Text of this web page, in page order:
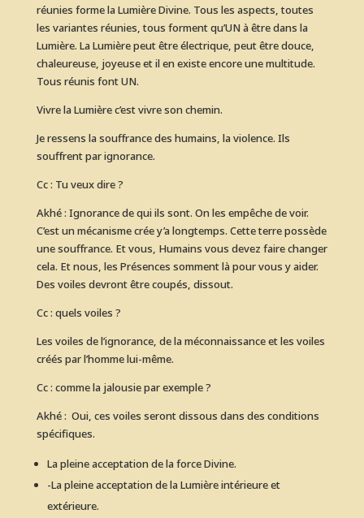
réunies forme la Lumière Divine. Tous les aspects, toutes
les variantes réunies, tous forment qu’UN à être dans la
Lumière. La Lumière peut être électrique, peut être douce,
chaleureuse, joyeuse et il en existe encore une multitude.
Tous réunis font UN.
Vivre la Lumière c’est vivre son chemin.
Je ressens la souffrance des humains, la violence. Ils
souffrent par ignorance.
Cc : Tu veux dire ?
Akhé : Ignorance de qui ils sont. On les empêche de voir.
C’est un mécanisme crée y’a longtemps. Cette terre possède
une souffrance. Et vous, Humains vous devez faire changer
cela. Et nous, les Présences somment là pour vous y aider.
Des voiles devront être coupés, dissout.
Cc : quels voiles ?
Les voiles de l’ignorance, de la méconnaissance et les voiles
créés par l’homme lui-même.
Cc : comme la jalousie par exemple ?
Akhé : Oui, ces voiles seront dissous dans des conditions
spécifiques.
La pleine acceptation de la force Divine.
-La pleine acceptation de la Lumière intérieure et
extérieure.